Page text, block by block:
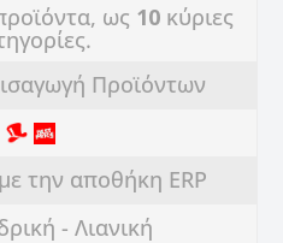
ως 10κύριες
Προϊόντων
την αποθήκη ERP
- Λιανική